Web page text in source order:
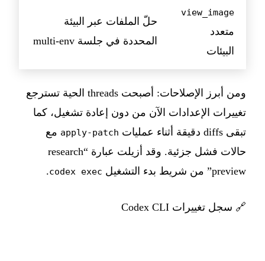
view_image
متعدد
البيئات
حلّ الملفات عبر البيئة
المحددة في جلسة multi-env
ومن أبرز الإصلاحات: أصبحت threads الحية تسترجع
تغييرات الإعدادات الآن من دون إعادة تشغيل، كما
تبقى diffs دقيقة أثناء عمليات
apply-patch مع
حالات فشل جزئية. وقد أزيلت عبارة “research
preview” من شريط بدء التشغيل
codex exec
.
🔗 سجل تغييرات Codex CLI